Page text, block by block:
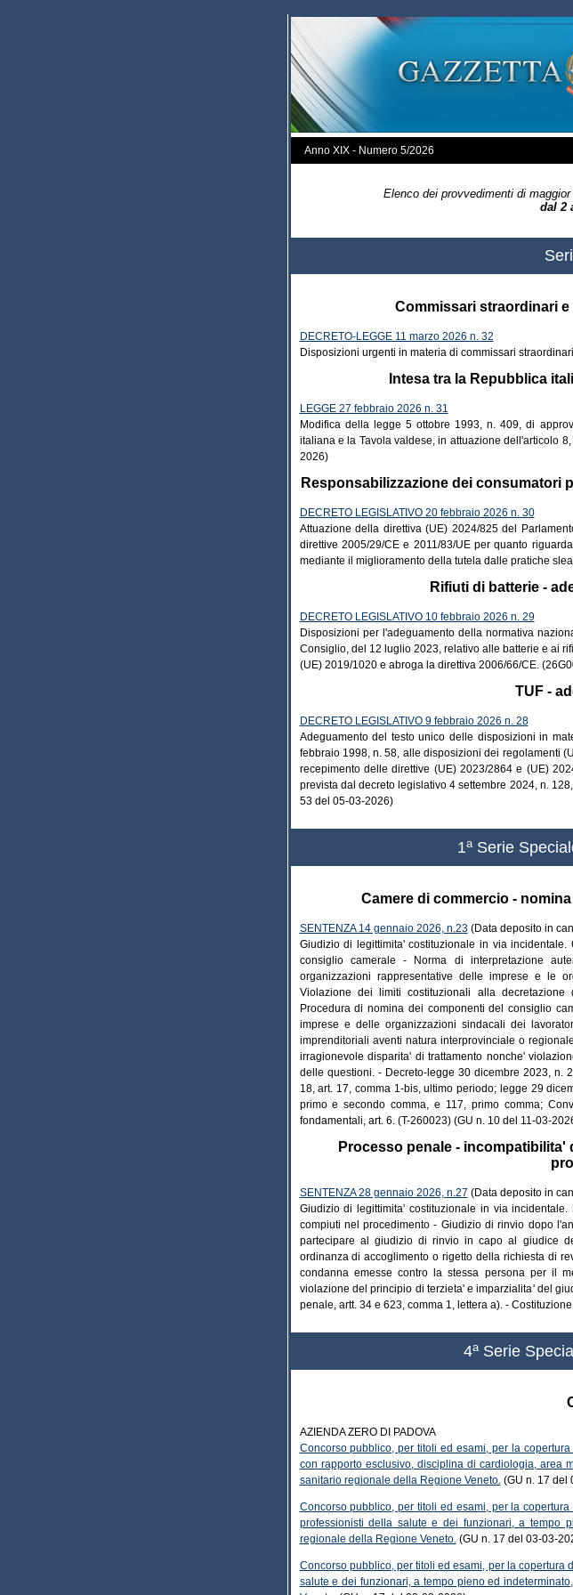
Anno XIX - Numero 5/2026
Elenco dei provvedimenti di
dal 2
Commissari straordinari
DECRETO-LEGGE 11 marzo 2026 n. 32
Disposizioni urgenti in materia di commissari
Intesa tra la Repubblica
LEGGE 27 febbraio 2026 n. 31
Modifica della legge 5 ottobre 1993, n. 409, di
italiana e la Tavola valdese, in attuazione dell'articolo
2026)
Responsabilizzazione dei consumatori
DECRETO LEGISLATIVO 20 febbraio 2026 n. 30
Attuazione della direttiva (UE) 2024/825 del
direttive 2005/29/CE e 2011/83/UE per quanto
mediante il miglioramento della tutela dalle pratiche
Rifiuti di batterie -
DECRETO LEGISLATIVO 10 febbraio 2026 n. 29
Disposizioni per l'adeguamento della normativa
Consiglio, del 12 luglio 2023, relativo alle batterie e ai
(UE) 2019/1020 e abroga la direttiva 2006/66/CE.
TUF -
DECRETO LEGISLATIVO 9 febbraio 2026 n. 28
Adeguamento del testo unico delle disposizioni in
febbraio 1998, n. 58, alle disposizioni dei regolamenti
recepimento delle direttive (UE) 2023/2864 e (UE)
prevista dal decreto legislativo 4 settembre 2024, n.
53 del 05-03-2026)
1aSerie
Camere di commercio -
SENTENZA 14 gennaio 2026, n.23(Data deposito in
Giudizio di legittimita' costituzionale in via
consiglio camerale - Norma di interpretazione
organizzazioni rappresentative delle imprese e le
Violazione dei limiti costituzionali alla
Procedura di nomina dei componenti del consiglio
imprese e delle organizzazioni sindacali dei
imprenditoriali aventi natura interprovinciale o
irragionevole disparita' di trattamento nonche'
delle questioni. - Decreto-legge 30 dicembre 2023, n.
18, art. 17, comma 1-bis, ultimo periodo; legge 29
primo e secondo comma, e 117, primo comma;
fondamentali, art. 6. (T-260023) (GU n. 10 del 11-03-
Processo penale - incompatibilita'
SENTENZA 28 gennaio 2026, n.27 (Data deposito in
Giudizio di legittimita' costituzionale in via
compiuti nel procedimento - Giudizio di rinvio dopo
partecipare al giudizio di rinvio in capo al giudice
ordinanza di accoglimento o rigetto della richiesta di
condanna emesse contro la stessa persona per il
violazione del principio di terzieta' e imparzialita' del
penale, artt. 34 e 623, comma 1, lettera a). -
4aSerie
AZIENDA ZERO DI PADOVA
Concorso pubblico, per titoli ed esami, per la
con rapporto esclusivo, disciplina di cardiologia, area
sanitario regionale della Regione Veneto.(GU n. 17 del
Concorso pubblico, per titoli ed esami, per la
professionisti della salute e dei funzionari, a tempo
regionale della Regione Veneto.(GU n. 17 del 03-03-
Concorso pubblico, per titoli ed esami, per la
salute e dei funzionari, a tempo pieno ed